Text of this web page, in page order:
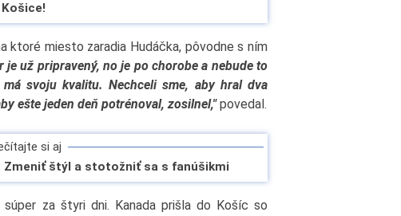
Košice!
ktoré miesto zaradia Hudáčka, pôvodne s ním
je už pripravený, no je po chorobe a nebude to
svoju kvalitu. Nechceli sme, aby hral dva
ešte jeden deň potrénoval, zosilnel,"povedal.
si aj
Zmeniť štýl a stotožniť sa s fanúšikmi
za štyri dni. Kanada prišla do Košíc so